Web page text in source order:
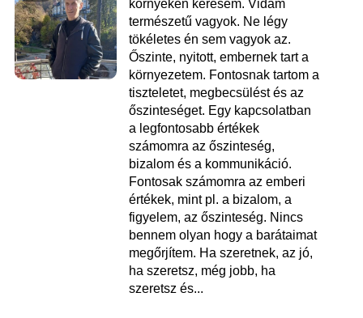
környékén keresem. Vidám
természetű vagyok. Ne légy
tökéletes én sem vagyok az.
Őszinte, nyitott, embernek tart a
környezetem. Fontosnak tartom a
tiszteletet, megbecsülést és az
őszinteséget. Egy kapcsolatban
a legfontosabb értékek
számomra az őszinteség,
bizalom és a kommunikáció.
Fontosak számomra az emberi
értékek, mint pl. a bizalom, a
figyelem, az őszinteség. Nincs
bennem olyan hogy a barátaimat
megőrjítem. Ha szeretnek, az jó,
ha szeretsz, még jobb, ha
szeretsz és...